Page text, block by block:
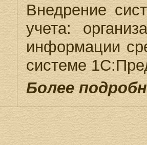
Внедрение
учета:
информации
системе
Более